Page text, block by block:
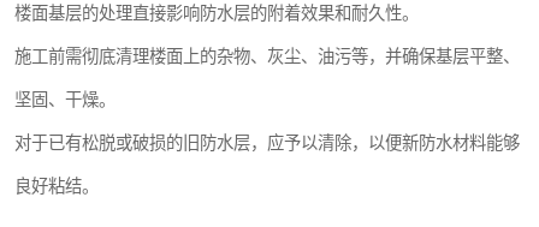
楼面基层的处理直接影响防水层的附着效果和耐久性。
施工前需彻底清理楼面上的杂物、灰尘、油污等，并确保基层平整、
坚固、干燥。
对于已有松脱或破损的旧防水层，应予以清除，以便新防水材料能够
良好粘结。